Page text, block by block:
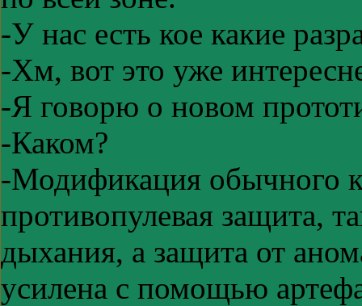
-У нас есть кое какие
-Хм, вот это уже
-Я говорю о новом
-Каком?
-Модификация обычного
противопулевая защита,
дыхания, а защита от
усилена с помощью